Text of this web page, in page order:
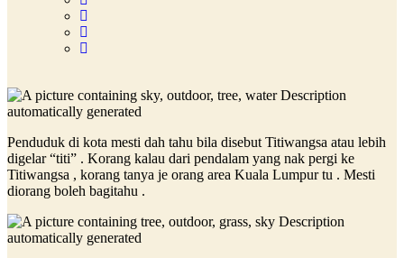
Penduduk di kota mesti dah tahu bila disebut Titiwangsa atau lebih
digelar “titi” . Korang kalau dari pendalam yang nak pergi ke
Titiwangsa , korang tanya je orang area Kuala Lumpur tu . Mesti
diorang boleh bagitahu .